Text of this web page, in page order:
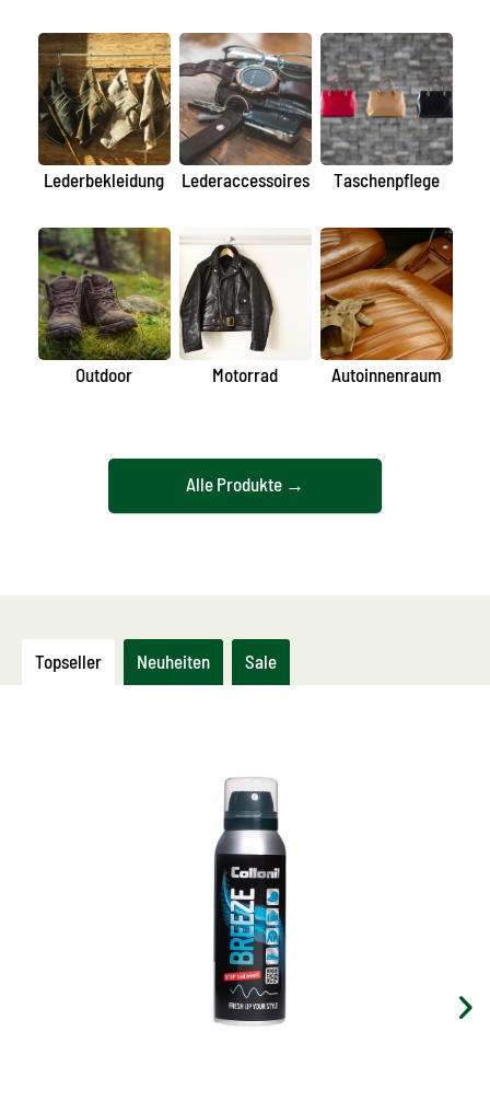
Lederbekleidung Lederaccessoires Taschenpflege
Outdoor Motorrad Autoinnenraum
Alle Produkte →
Topseller Neuheiten Sale
Anti-Geruchsspray
für Bekleidung, Schuhe, Sporttaschen und
entfernt dauerhaft unangenehme Gerüche
bekämpft hochwirksam die Ursachen von
schlechten Gerüchen